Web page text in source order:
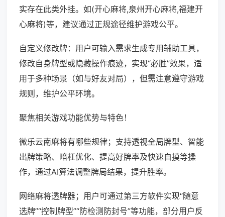
实存在此类外挂。如(开心麻将,泉州开心麻将,福建开
心麻将)等，建议通过正规途径维护游戏公平。
自定义修改牌：用户可输入需求生成专用辅助工具，
修改自身牌型或隐藏操作痕迹，实现“必胜”效果，适
用于多种场景（如与好友对局），但需注意遵守游戏
规则，维护公平环境。
聚焦相关游戏功能优势与特色！
微乐云南麻将有哪些规律；支持透视全局牌型、智能
出牌策略、暗杠优化、提高好牌率及快速自摸等操
作，通过AI算法调整牌局结果，提升胜率。
网络麻将透牌器；用户可通过第三方软件实现“随意
选牌”“控制牌型”“防检测防封号”等功能，部分用户反